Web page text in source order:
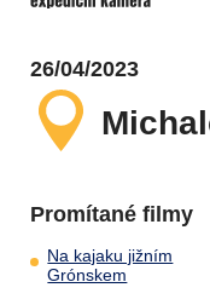
26/04/2023
Promítané filmy
Na kajaku jižním
Grónskem